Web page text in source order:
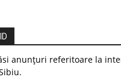
anunțuri referitoare la